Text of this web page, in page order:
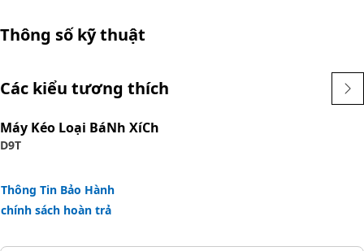
Thông số kỹ thuật
Các kiểu tương thích
Máy Kéo Loại BáNh XíCh
D9T
Thông Tin Bảo Hành
chính sách hoàn trả